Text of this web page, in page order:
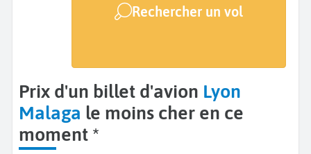
Rechercher un vol
Prix d'un billet d'avion Lyon
Malaga le moins cher en ce
moment *